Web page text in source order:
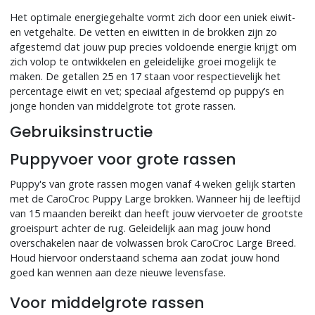
Het optimale energiegehalte vormt zich door een uniek eiwit-
en vetgehalte. De vetten en eiwitten in de brokken zijn zo
afgestemd dat jouw pup precies voldoende energie krijgt om
zich volop te ontwikkelen en geleidelijke groei mogelijk te
maken. De getallen 25 en 17 staan voor respectievelijk het
percentage eiwit en vet; speciaal afgestemd op puppy’s en
jonge honden van middelgrote tot grote rassen.
Gebruiksinstructie
Puppyvoer voor grote rassen
Puppy's van grote rassen mogen vanaf 4 weken gelijk starten
met de CaroCroc Puppy Large brokken. Wanneer hij de leeftijd
van 15 maanden bereikt dan heeft jouw viervoeter de grootste
groeispurt achter de rug. Geleidelijk aan mag jouw hond
overschakelen naar de volwassen brok CaroCroc Large Breed.
Houd hiervoor onderstaand schema aan zodat jouw hond
goed kan wennen aan deze nieuwe levensfase.
Voor middelgrote rassen